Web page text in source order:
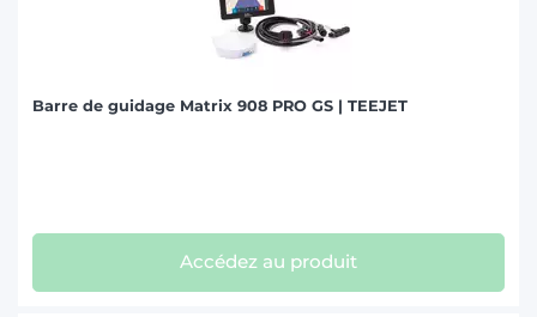
Barre de guidage Matrix 908 PRO GS | TEEJET
Accédez au produit